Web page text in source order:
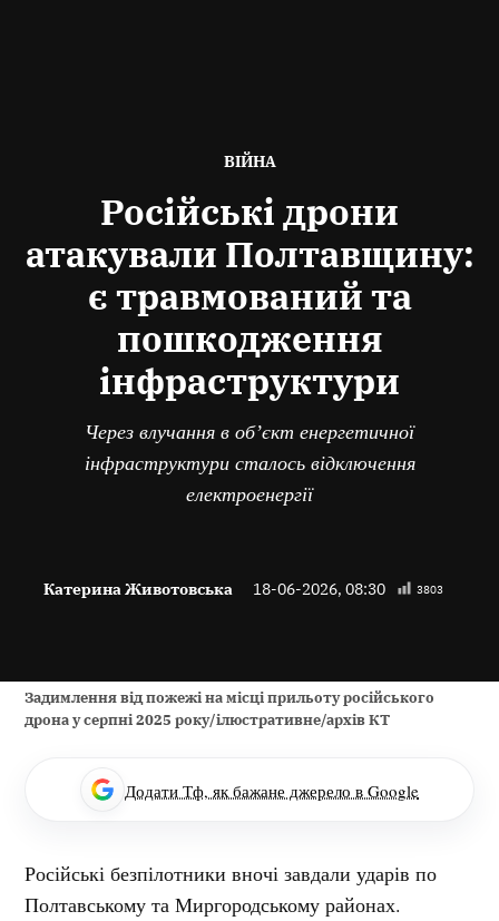
ОПУБЛІКОВАНО
ВІЙНА
Російські дрони
атакували Полтавщину:
є травмований та
пошкодження
інфраструктури
Через влучання в обʼєкт енергетичної
інфраструктури сталось відключення
електроенергії
Катерина Животовська 18-06-2026, 08:30 3803
Задимлення від пожежі на місці прильоту російського
дрона у серпні 2025 року/ілюстративне/архів КТ
Додати Тф, як бажане джерело в Google
Російські безпілотники вночі завдали ударів по
Полтавському та Миргородському районах.